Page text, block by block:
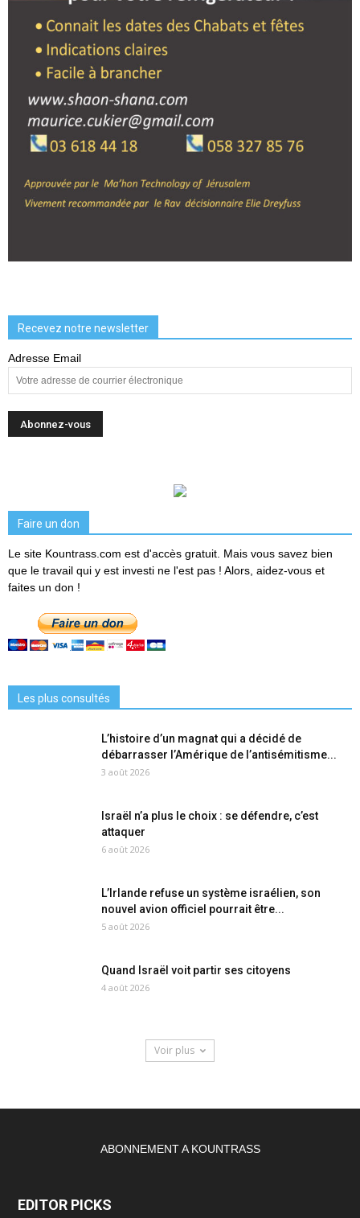
Recevez notre newsletter
Adresse Email
Faire un don
Le site Kountrass.com est d'accès gratuit. Mais vous savez bien
que le travail qui y est investi ne l'est pas ! Alors, aidez-vous et
faites un don !
Les plus consultés
L’histoire d’un magnat qui a décidé de
débarrasser l’Amérique de l’antisémitisme...
3 août 2026
Israël n’a plus le choix : se défendre, c’est
attaquer
6 août 2026
L’Irlande refuse un système israélien, son
nouvel avion officiel pourrait être...
5 août 2026
Quand Israël voit partir ses citoyens
4 août 2026
Voir plus
ABONNEMENT A KOUNTRASS
EDITOR PICKS